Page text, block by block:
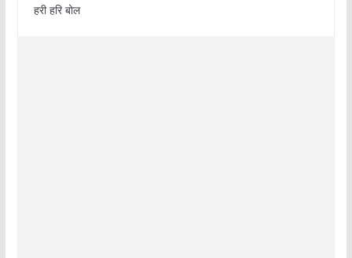
हरी हरि बोल